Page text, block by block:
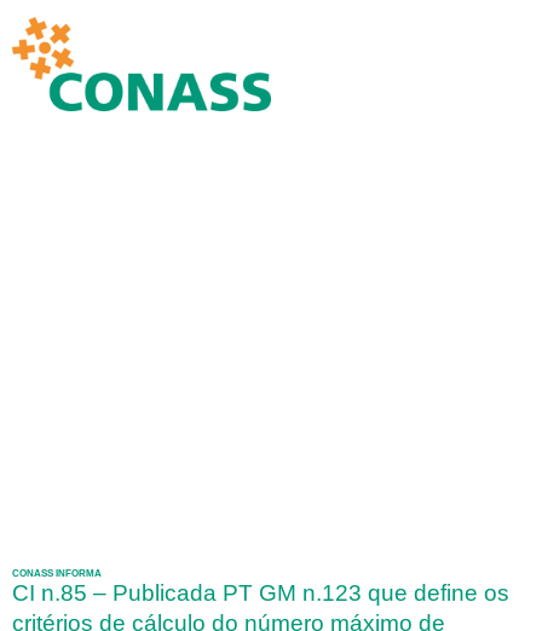
CONASS INFORMA
CI n.85 – Publicada PT GM n.123 que define os
critérios de cálculo do número máximo de